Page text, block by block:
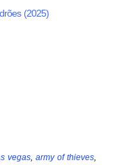
(2025)
vegas,army of thieves,